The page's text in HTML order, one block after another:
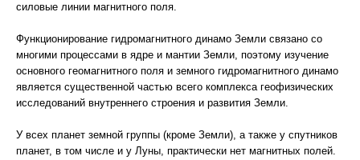
силовые линии магнитного поля.
Функционирование гидромагнитного динамо Земли связано со
многими процессами в ядре и мантии Земли, поэтому изучение
основного геомагнитного поля и земного гидромагнитного динамо
является существенной частью всего комплекса геофизических
исследований внутреннего строения и развития Земли.
У всех планет земной группы (кроме Земли), а также у спутников
планет, в том числе и у Луны, практически нет магнитных полей.